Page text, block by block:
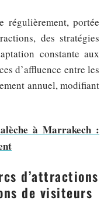
régulièrement, portée
des stratégies
constante aux
d’affluence entre les
annuel, modifiant
à Marrakech :
d’attractions
de visiteurs